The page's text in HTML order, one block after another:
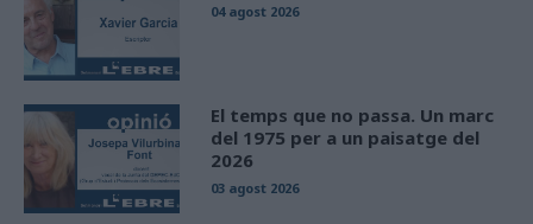
04 agost 2026
El temps que no passa. Un marc
del 1975 per a un paisatge del
2026
03 agost 2026